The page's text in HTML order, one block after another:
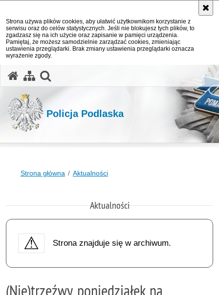
Strona używa plików cookies, aby ułatwić użytkownikom korzystanie z
serwisu oraz do celów statystycznych. Jeśli nie blokujesz tych plików, to
zgadzasz się na ich użycie oraz zapisanie w pamięci urządzenia.
Pamiętaj, że możesz samodzielnie zarządzać cookies, zmieniając
ustawienia przeglądarki. Brak zmiany ustawienia przeglądarki oznacza
wyrażenie zgody.
Policja Podlaska
Strona główna Aktualności
Aktualności
Strona znajduje się w archiwum.
(Nie)trzeźwy poniedziałek na